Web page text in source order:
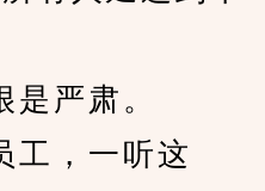
严肃。
，一听这